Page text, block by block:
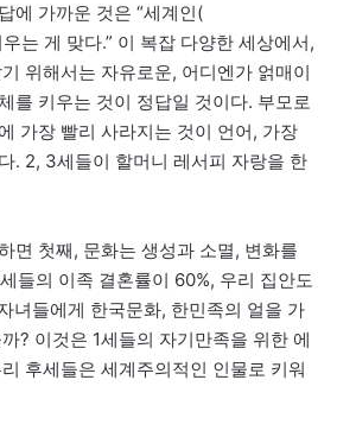
에 가까운 것은 “세계인(
는 게 맞다.” 이 복잡 다양한 세상에서,
위해서는 자유로운, 어디엔가 얽매이
를 키우는 것이 정답일 것이다. 부모로
가장 빨리 사라지는 것이 언어, 가장
. 2, 3세들이 할머니 레서피 자랑을 한
면 첫째, 문화는 생성과 소멸, 변화를
들의 이족 결혼률이 60%, 우리 집안도
녀들에게 한국문화, 한민족의 얼을 가
? 이것은 1세들의 자기만족을 위한 에
후세들은 세계주의적인 인물로 키워